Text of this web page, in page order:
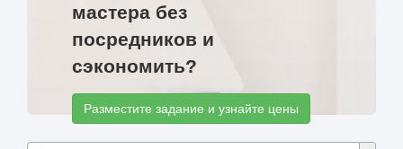
мастера без
посредников и
сэкономить?
Разместите задание и узнайте цены